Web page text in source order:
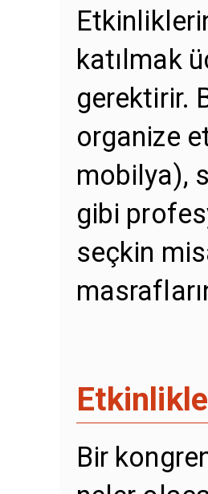
katılmak
gerektirir.
organize
mobilya),
gibi
seçkin
Bir